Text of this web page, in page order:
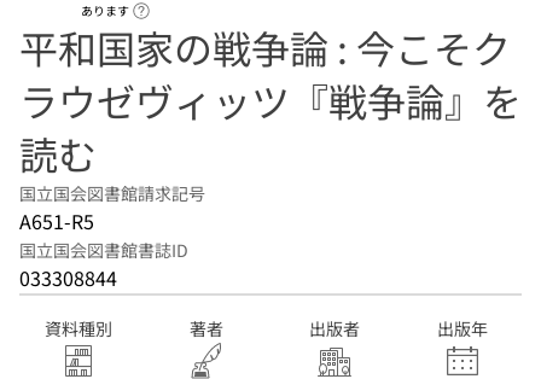
あります
平和国家の戦争論 : 今こそク
ラウゼヴィッツ『戦争論』を
読む
国立国会図書館請求記号
A651-R5
国立国会図書館書誌ID
033308844
資料種別 著者 出版者 出版年